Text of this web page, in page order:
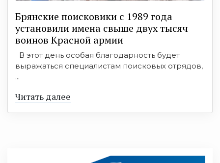
Брянские поисковики с 1989 года
установили имена свыше двух тысяч
воинов Красной армии
В этот день особая благодарность будет
выражаться специалистам поисковых отрядов,
...
Читать далее